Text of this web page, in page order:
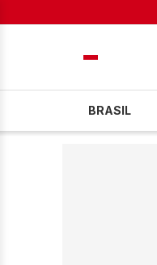
BRASIL